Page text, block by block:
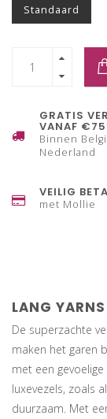
Standaard
GRATIS
VANAF
Binnen
Nederland
VEILIG
met Mollie
LANG
De superzachte
maken het garen
met een
luxevezels, zoals
duurzaam. Met